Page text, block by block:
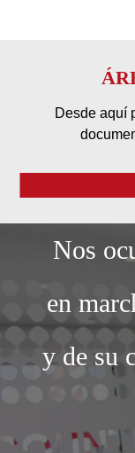
Desde aquí
Nos
en
y de su